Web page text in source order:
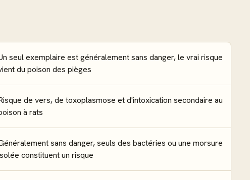
seul exemplaire est généralement sans danger, le vrai risque
du poison des pièges
de vers, de toxoplasmose et d'intoxication secondaire au
à rats
sans danger, seuls des bactéries ou une morsure
constituent un risque